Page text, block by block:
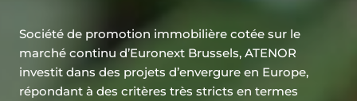
Société de promotion immobilière cotée sur le
marché continu d’Euronext Brussels, ATENOR
investit dans des projets d’envergure en Europe,
répondant à des critères très stricts en termes